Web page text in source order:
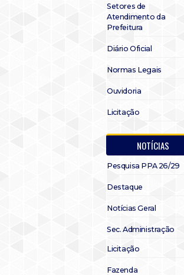
Setores de
Atendimento da
Prefeitura
Diário Oficial
Normas Legais
Ouvidoria
Licitação
NOTÍCIAS
Pesquisa PPA 26/29
Destaque
Notícias Geral
Sec. Administração
Licitação
Fazenda